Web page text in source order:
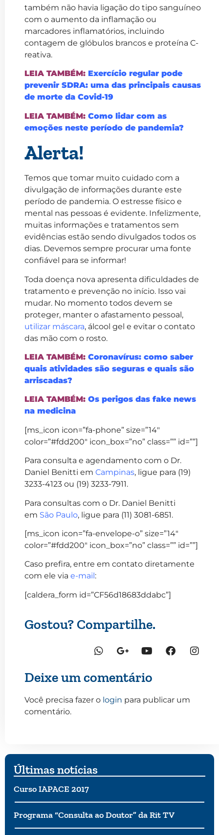
também não havia ligação do tipo sanguíneo
com o aumento da inflamação ou
marcadores inflamatórios, incluindo
contagem de glóbulos brancos e proteína C-
reativa.
LEIA TAMBÉM: Exercício regular pode
prevenir SDRA: uma das principais causas
de morte da Covid-19
LEIA TAMBÉM: Como lidar com as
emoções neste período de pandemia?
Alerta!
Temos que tomar muito cuidado com a
divulgação de informações durante este
período de pandemia. O estresse físico e
mental nas pessoas é evidente. Infelizmente,
muitas informações e tratamentos sem
evidências estão sendo divulgados todos os
dias. Devemos sempre procurar uma fonte
confiável para se informar!
Toda doença nova apresenta dificuldades de
tratamento e prevenção no início. Isso vai
mudar. No momento todos devem se
proteger, manter o afastamento pessoal,
utilizar máscara, álcool gel e evitar o contato
das mão com o rosto.
LEIA TAMBÉM: Coronavírus: como saber
quais atividades são seguras e quais são
arriscadas?
LEIA TAMBÉM: Os perigos das fake news
na medicina
[ms_icon icon=”fa-phone” size=”14″
color=”#fdd200″ icon_box=”no” class=”” id=””]
Para consulta e agendamento com o Dr.
Daniel Benitti em Campinas, ligue para (19)
3233-4123 ou (19) 3233-7911.
Para consultas com o Dr. Daniel Benitti
em São Paulo, ligue para (11) 3081-6851.
[ms_icon icon=”fa-envelope-o” size=”14″
color=”#fdd200″ icon_box=”no” class=”” id=””]
Caso prefira, entre em contato diretamente
com ele via e-mail :
[caldera_form id=”CF56d18683ddabc”]
Gostou? Compartilhe.
Deixe um comentário
Você precisa fazer o login para publicar um
comentário.
Últimas notícias
Curso IAPACE 2017
Programa “Consulta ao Doutor” da Rit TV